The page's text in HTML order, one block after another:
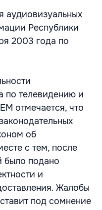
аудиовизуальных
Республики
2003 года по
по телевидению и
отмечается, что
об
с тем, после
было подано
и
Жалобы
под сомнение